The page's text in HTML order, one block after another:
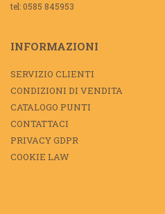
tel: 0585 845953
INFORMAZIONI
SERVIZIO CLIENTI
CONDIZIONI DI VENDITA
CATALOGO PUNTI
CONTATTACI
PRIVACY GDPR
COOKIE LAW